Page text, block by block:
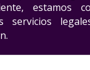
estamos
servicios